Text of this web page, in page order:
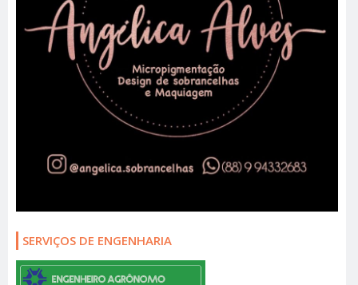
SERVIÇOS DE ENGENHARIA